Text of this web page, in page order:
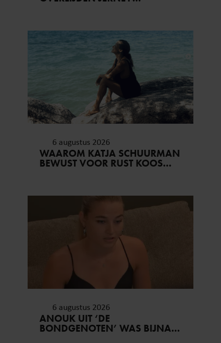
VERGETEN’
6 augustus 2026
WAAROM KATJA SCHUURMAN
BEWUST VOOR RUST KOOS…
6 augustus 2026
ANOUK UIT ‘DE
BONDGENOTEN’ WAS BIJNA